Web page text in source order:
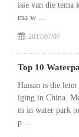
2017/07/07
isie van die tema
ma w ...
Top 10
Haisan is die
iging in China.
m in water park
p ...